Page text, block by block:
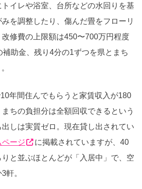
イレや浴室、台所などの水回りを基
を調整したり、傷んだ畳をフローリ
修費の上限額は450〜700万円程度
助金、残り4分の1ずつを県とまち
年間住んでもらうと家賃収入が180
ちの負担分は全額回収できるという
しは実質ゼロ。現在貸し出されてい
ページ
に掲載されていますが、40
と並ぶほとんどが「入居中」で、空
軒。